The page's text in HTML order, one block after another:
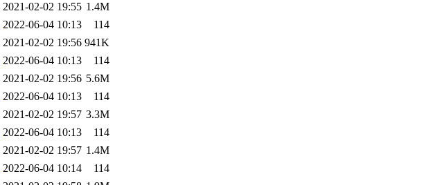
2021-02-02 19:55 1.4M
2022-06-04 10:13
114
2021-02-02 19:56 941K
2022-06-04 10:13
114
2021-02-02 19:56 5.6M
2022-06-04 10:13
114
2021-02-02 19:57 3.3M
2022-06-04 10:13
114
2021-02-02 19:57 1.4M
2022-06-04 10:14
114